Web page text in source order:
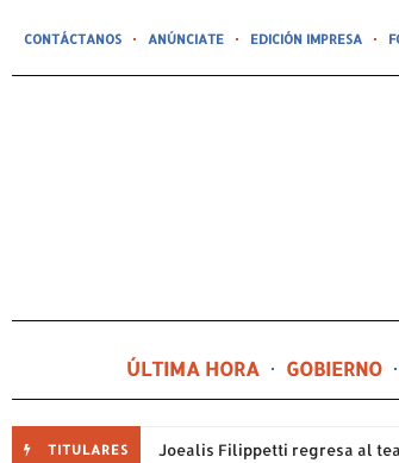
CONTÁCTANOS ANÚNCIATE EDICIÓN IMPRESA
ÚLTIMA HORA GOBIERNO
TITULARES